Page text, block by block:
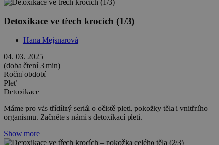
Detoxikace ve třech krocích (1/3)
Hana Mejsnarová
04. 03. 2025
(doba čtení 3 min)
Roční období
Pleť
Detoxikace
Máme pro vás třídílný seriál o očistě pleti, pokožky těla i vnitřního
organismu. Začněte s námi s detoxikací pleti.
Show more